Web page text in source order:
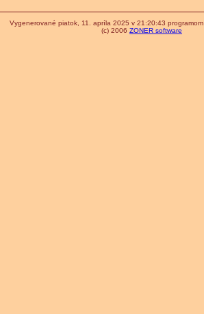
Vygenerované piatok, 11. apríla 2025 v 21:20:43 programom
(c) 2006 ZONER software